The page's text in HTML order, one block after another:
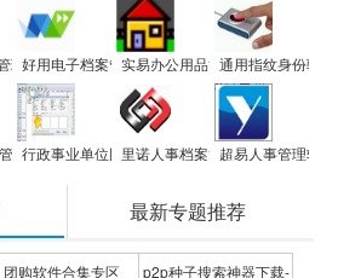
理软件
好用电子档案管理系统实易办公用品管理系统通用指纹身份验
理系统
行政事业单位固定资产管理系统(网络版)
里诺人事档案管理软件超易人事管理软件
最新专题推荐
团购软件合集专区 p2p种子搜索神器下载-